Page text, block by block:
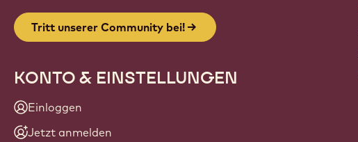
Tritt unserer Community bei!
KONTO & EINSTELLUNGEN
Einloggen
Jetzt anmelden